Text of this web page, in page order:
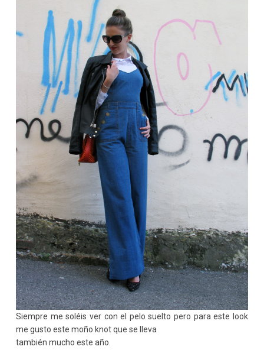
Siempre me soléis ver con el pelo suelto pero para este look
me gusto este moño knot que se lleva
también mucho este año.